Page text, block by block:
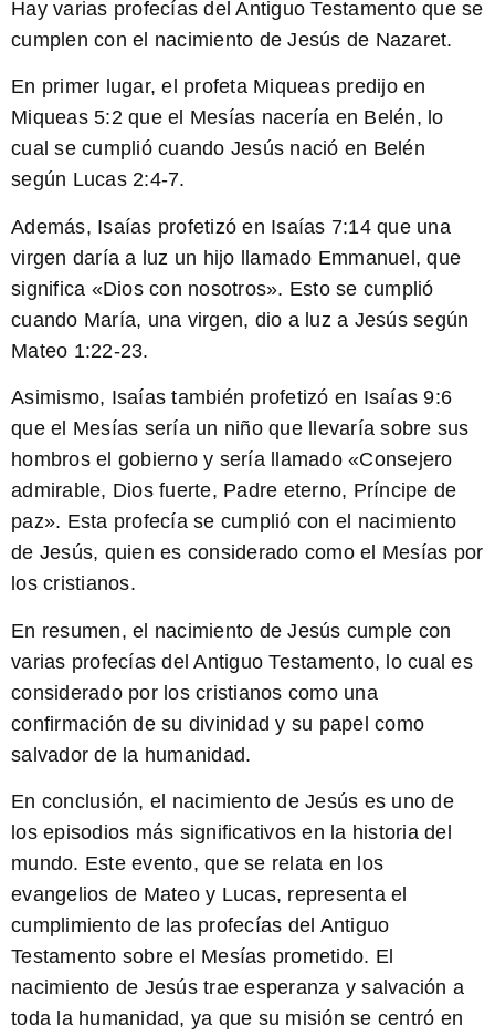
Hay varias profecías del Antiguo Testamentoque se
cumplen con el nacimiento de Jesús de Nazaret.
En primer lugar, el profeta Miqueas predijo en
Miqueas 5:2 que el Mesías nacería en Belén, lo
cual se cumplió cuando Jesús nació en Belén
según Lucas 2:4-7.
Además, Isaías profetizó en Isaías 7:14 que una
virgen daría a luz un hijo llamado Emmanuel, que
significa «Dios con nosotros». Esto se cumplió
cuando María, una virgen, dio a luz a Jesús según
Mateo 1:22-23.
Asimismo, Isaías también profetizó en Isaías 9:6
que el Mesías sería un niño que llevaría sobre sus
hombros el gobierno y sería llamado «Consejero
admirable, Dios fuerte, Padre eterno, Príncipe de
paz». Esta profecía se cumplió con el nacimiento
de Jesús, quien es considerado como el Mesías por
los cristianos.
En resumen, el nacimiento de Jesús cumple con
varias profecías del Antiguo Testamento, lo cual es
considerado por los cristianos como una
confirmación de su divinidad y su papel como
salvador de la humanidad.
En conclusión, el nacimiento de Jesús es uno de
los episodios más significativos en la historia del
mundo. Este evento, que se relata en los
evangelios de Mateo y Lucas, representa el
cumplimiento de las profecías del Antiguo
Testamento sobre el Mesías prometido. El
nacimiento de Jesús trae esperanza y salvación a
toda la humanidad, ya que su misión se centró en